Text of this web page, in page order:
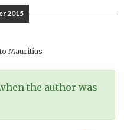
2015
Mauritius
the author was